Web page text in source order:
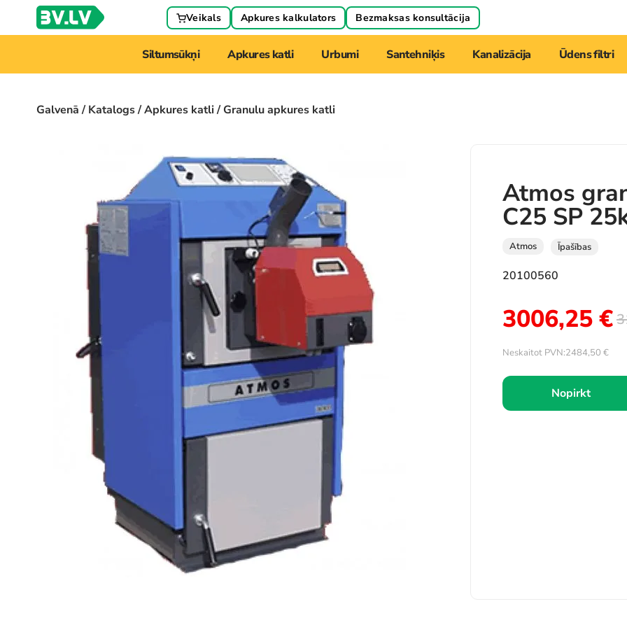
Veikals Apkures kalkulators Bezmaksas konsultācija
Siltumsūkņi Apkures katli Urbumi Santehniķis Kanalizācija Ūdens filtri
Galvenā/Katalogs/Apkures katli/ Granulu apkures katli
Atmos
C25 SP
Atmos Īpašības
20100560
3006,25€
Neskaitot PVN:2484,50 €
Nopirkt